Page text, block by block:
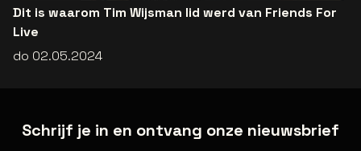
Dit is waarom Tim Wijsman lid werd van Friends For
Live
do 02.05.2024
Schrijf je in en ontvang onze nieuwsbrief